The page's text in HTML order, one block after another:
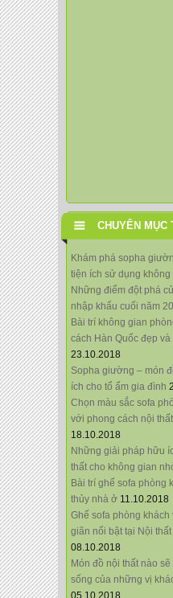
CHUYÊN MỤC
Khám phá sopha
tiện ích sử dụng
Những điểm đột phá
nhập khẩu cuối năm
Bài trí không gian
cách Hàn Quốc đẹp
23.10.2018
Sopha giường – món
ích cho tổ ấm gia đình
Chọn màu sắc sofa
với phong cách nội
18.10.2018
Những giải pháp hữu
thất cho không gian
Bài trí ghế sofa phòng
thủy nhà ở 11.10.2018
Ghế sofa phòng
giãn nổi bật tại Nội
08.10.2018
Món đồ nội thất nào
sống của những vị
05.10.2018